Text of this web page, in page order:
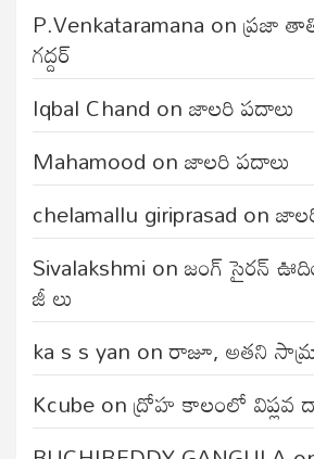
P.Venkataramana onప్రజా
గద్దర్
Iqbal Chand onజాలరి పదాలు
Mahamood onజాలరి పదాలు
chelamallu giriprasad on
Sivalakshmi onజంగ్‌ సైరన్‌
జీ లు
ka s s yan onరాజూ, అతని
Kcubeonద్రోహ కాలంలో విప్లవ